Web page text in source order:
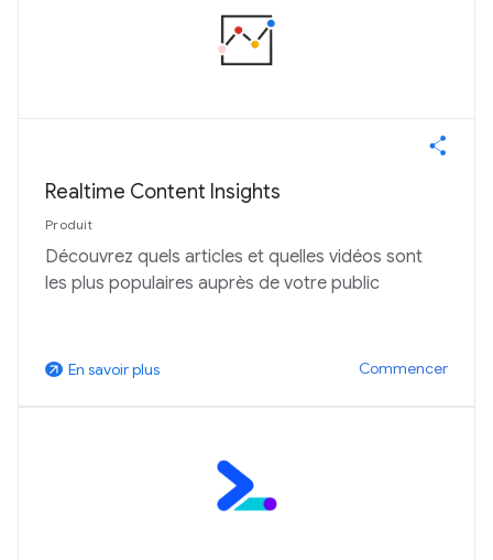
Realtime Content Insights
Produit
Découvrez quels articles et quelles vidéos sont
les plus populaires auprès de votre public
arrow_outward En savoir plus Commencer